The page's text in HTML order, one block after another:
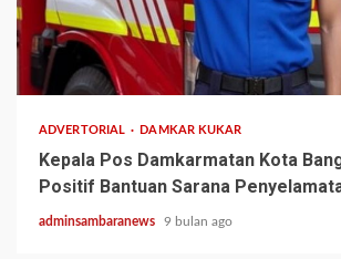
1 min read
ADVERTORIAL DAMKAR KUKAR
Kepala Pos Damkarmatan Kota
Positif Bantuan Sarana
adminsambaranews 9 bulan ago